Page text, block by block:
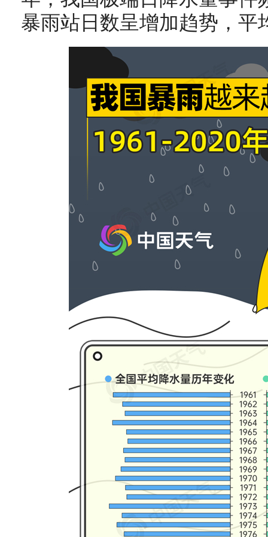
暴雨站日数呈增加趋势，平